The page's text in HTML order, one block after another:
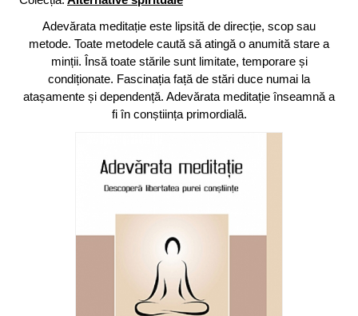
Adevărata meditație este lipsită de direcție, scop sau
metode. Toate metodele caută să atingă o anumită stare a
minții. Însă toate stările sunt limitate, temporare și
condiționate. Fascinația față de stări duce numai la
atașamente și dependență. Adevărata meditație înseamnă a
fi în conștiința primordială.